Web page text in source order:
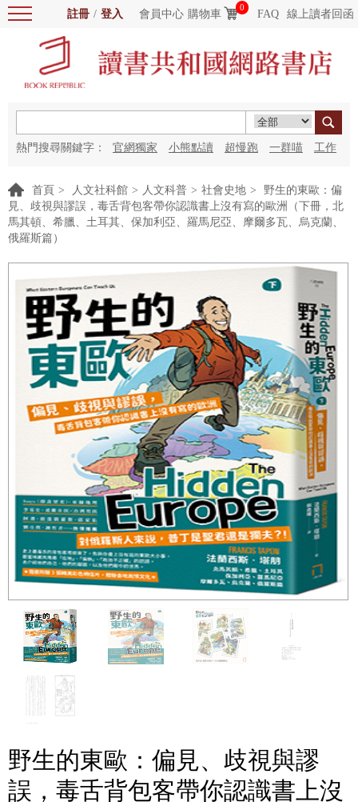
註冊 / 登入 會員中心 購物車
0
FAQ 線上讀者回函
熱門搜尋關鍵字： 官網獨家 小熊點讀 超慢跑 一群喵 工作
首頁 > 人文社科館 > 人文科普 > 社會史地 >
野生的東歐：偏
見、歧視與謬誤，毒舌背包客帶你認識書上沒有寫的歐洲（下冊，北
馬其頓、希臘、土耳其、保加利亞、羅馬尼亞、摩爾多瓦、烏克蘭、
俄羅斯篇）
野生的東歐：偏見、歧視與謬
誤，毒舌背包客帶你認識書上沒